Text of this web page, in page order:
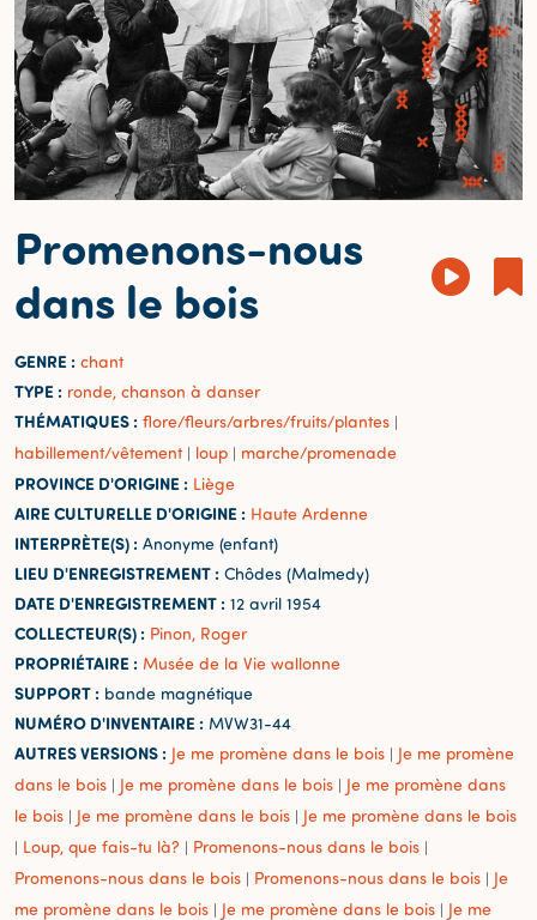
Promenons-nous
dans le bois
GENRE : chant
TYPE : ronde, chanson à danser
THÉMATIQUES : flore/fleurs/arbres/fruits/plantes |
habillement/vêtement | loup | marche/promenade
PROVINCE D'ORIGINE : Liège
AIRE CULTURELLE D'ORIGINE : Haute Ardenne
INTERPRÈTE(S) : Anonyme (enfant)
LIEU D'ENREGISTREMENT : Chôdes (Malmedy)
DATE D'ENREGISTREMENT : 12 avril 1954
COLLECTEUR(S) : Pinon, Roger
PROPRIÉTAIRE : Musée de la Vie wallonne
SUPPORT : bande magnétique
NUMÉRO D'INVENTAIRE : MVW31-44
AUTRES VERSIONS : Je me promène dans le bois | Je me promène
dans le bois | Je me promène dans le bois | Je me promène dans
le bois | Je me promène dans le bois | Je me promène dans le bois
| Loup, que fais-tu là? | Promenons-nous dans le bois |
Promenons-nous dans le bois | Promenons-nous dans le bois | Je
me promène dans le bois | Je me promène dans le bois | Je me